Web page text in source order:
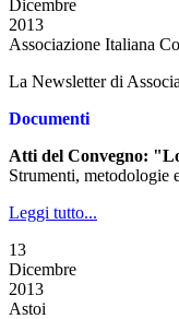
Dicembre
2013
Associazione Italiana
La Newsletter di
Documenti
Atti del Convegno:
Strumenti, metodologie
Leggi tutto...
13
Dicembre
2013
Astoi